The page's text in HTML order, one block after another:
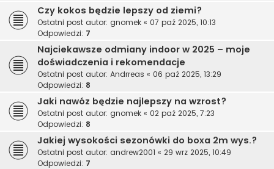
Czy kokos będzie lepszy od ziemi?
Ostatni post autor: gnomek « 07 paź 2025, 10:13
Odpowiedzi: 7
Najciekawsze odmiany indoor w 2025 – moje
doświadczenia i rekomendacje
Ostatni post autor: Andrreas « 06 paź 2025, 13:29
Odpowiedzi: 8
Jaki nawóz będzie najlepszy na wzrost?
Ostatni post autor: gnomek « 02 paź 2025, 7:23
Odpowiedzi: 8
Jakiej wysokości sezonówki do boxa 2m wys.?
Ostatni post autor: andrew2001 « 29 wrz 2025, 10:49
Odpowiedzi: 7